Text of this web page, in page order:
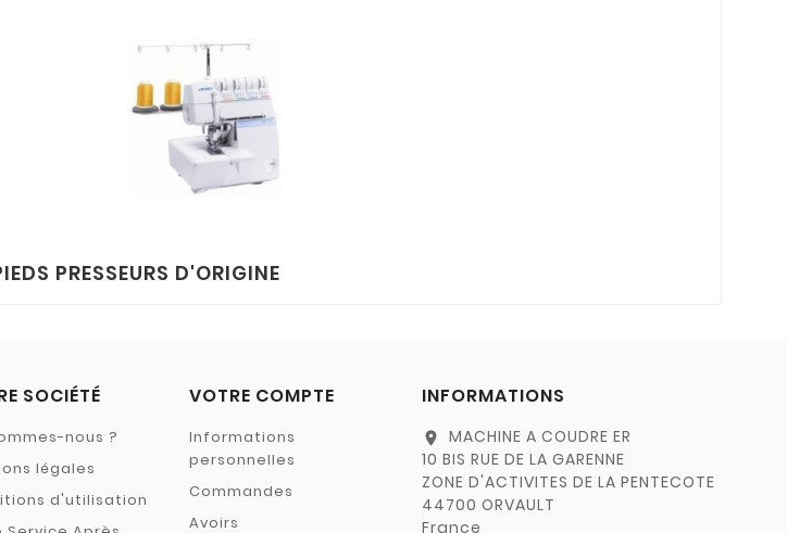
PRESSEURS D'ORIGINE
SOCIÉTÉ
nous ?
légales
d'utilisation
VOTRE COMPTE
Informations
personnelles
Commandes
Avoirs
INFORMATIONS
location_on
MACHINE A COUDRE ER
10 BIS RUE DE LA GARENNE
ZONE D'ACTIVITES DE LA PENTECOTE
44700 ORVAULT
France